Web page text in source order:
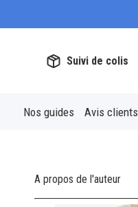
Suivi de colis
Nos guides Avis clients
A propos de l'auteur